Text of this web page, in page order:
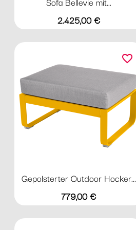
Preis
2.425,00 €
Gepolsterter Outdoor Hocker...
Preis
779,00 €
favorite_border